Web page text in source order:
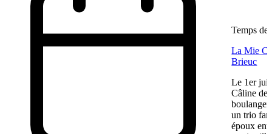
Temps de
La Mie
Brieuc
Le 1er
Câline de
un trio
époux